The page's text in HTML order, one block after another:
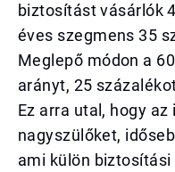
biztosítást vásárlók
éves szegmens 35
Meglepő módon a
arányt, 25
Ez arra utal, hogy
nagyszülőket,
ami külön biztosítási